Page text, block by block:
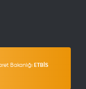
Bakanlığı ETBİS